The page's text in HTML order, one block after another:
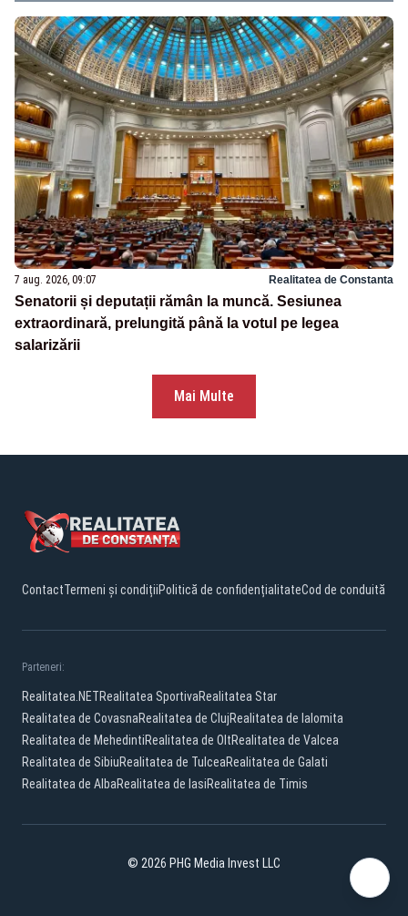
7 aug. 2026, 09:07 Realitatea de Constanta
Senatorii și deputații rămân la muncă. Sesiunea
extraordinară, prelungită până la votul pe legea
salarizării
Mai Multe
ContactTermeni și condițiiPolitică de confidențialitateCod de conduită
Parteneri:
Realitatea.NETRealitatea SportivaRealitatea Star
Realitatea de CovasnaRealitatea de ClujRealitatea de Ialomita
Realitatea de MehedintiRealitatea de OltRealitatea de Valcea
Realitatea de SibiuRealitatea de TulceaRealitatea de Galati
Realitatea de AlbaRealitatea de IasiRealitatea de Timis
© 2026 PHG Media Invest LLC